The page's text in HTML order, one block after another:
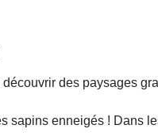
des paysages
sapins enneigés ! Dans